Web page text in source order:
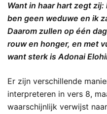
Want in haar hart zegt
ben geen weduwe en ik
Daarom zullen op één
rouw en honger, en met
want sterk is Adonai
Er zijn verschillende
interpreteren in vers 8,
waarschijnlijk verwijst